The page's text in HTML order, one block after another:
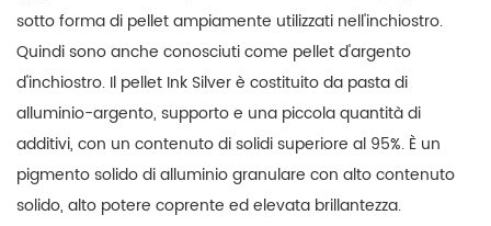
sotto forma di pellet ampiamente utilizzati nell'inchiostro.
Quindi sono anche conosciuti come pellet d'argento
d'inchiostro. Il pellet Ink Silver è costituito da pasta di
alluminio-argento, supporto e una piccola quantità di
additivi, con un contenuto di solidi superiore al 95%. È un
pigmento solido di alluminio granulare con alto contenuto
solido, alto potere coprente ed elevata brillantezza.